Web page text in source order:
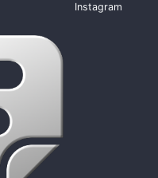
Instagram